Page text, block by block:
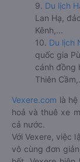
9. Du lịch
Lan Hạ,
Kênh,...
10. Du lịch
quốc gia
cánh đồng
Thiên
Vexere.com là
hoả và thuê xe
cả nước.
Với Vexere, việc
vô cùng đơn